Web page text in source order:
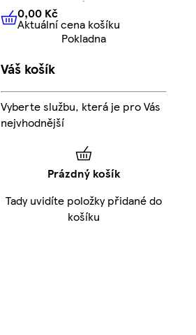
0,00 KčAktuální cena košíku
0,00 Kč
Aktuální cena košíku
Pokladna
Váš košík
Vyberte službu, která je pro Vás
nejvhodnější
Prázdný košík
Tady uvidíte položky přidané do
košíku